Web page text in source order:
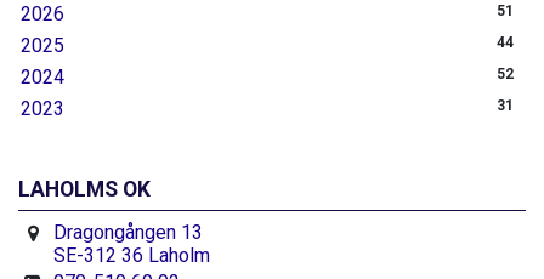
2026 51
2025 44
2024 52
2023 31
LAHOLMS OK
Dragongången 13
SE-312 36 Laholm